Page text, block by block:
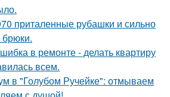
приталенные рубашки и сильно
в ремонте - делать квартиру
всем.
в "Голубом Ручейке": отмываем